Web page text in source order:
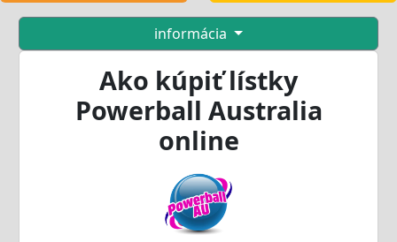
informácia
Ako kúpiť lístky
Powerball Australia
online